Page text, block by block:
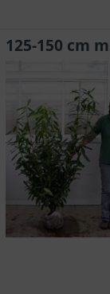
aufrecht und
die Größe
bei
angeboten. Mit
geliefert
125-150 cm